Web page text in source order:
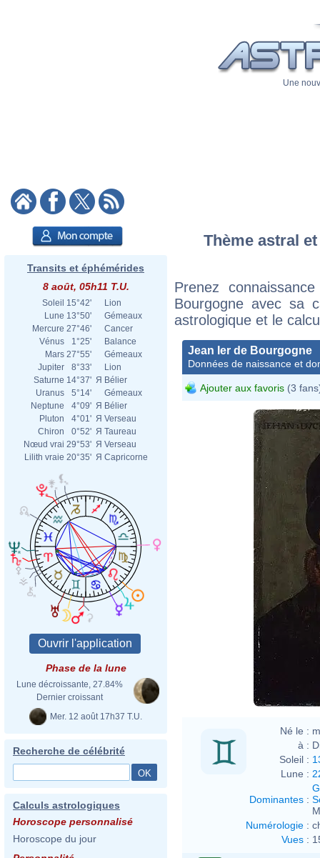
Une
Transits et éphémérides
8 août, 05h11 T.U.
Soleil 15°42'
Lion
Lune 13°50'
Gémeaux
Mercure 27°46'
Cancer
Vénus
1°25'
Balance
Mars 27°55'
Gémeaux
Jupiter
8°33'
Lion
Saturne 14°37' Я Bélier
Uranus
5°14'
Gémeaux
Neptune
4°09' Я Bélier
Pluton
4°01' Я Verseau
Chiron
0°52' Я Taureau
Nœud vrai 29°53' Я Verseau
Lilith vraie 20°35' Я Capricorne
Phase de la lune
Lune décroissante, 27.84%
Dernier croissant
Mer. 12 août 17h37 T.U.
Recherche de célébrité
Calculs astrologiques
Horoscope personnalisé
Horoscope du jour
Thème astral
Prenez
Bourgogne avec sa
astrologique et le
Jean Ier de Bourgogne
Données de naissance et
Ajouter aux favoris (3
Né le :
à :
Soleil :
Lune :
Dominantes :
Numérologie :
Vues :